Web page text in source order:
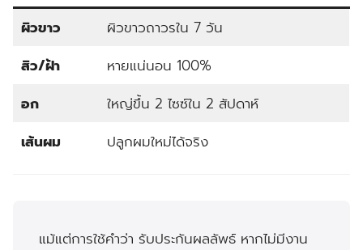
ผิวขาว
ผิวขาวถาวรใน 7 วัน
สิว/ฝ้า
หายแน่นอน 100%
อก
ใหญ่ขึ้น 2 ไซซ์ใน 2 สัปดาห์
เส้นผม
ปลูกผมใหม่ได้จริง
แม้แต่การใช้คำว่า รับประกันผลลัพธ์ หากไม่มีงาน